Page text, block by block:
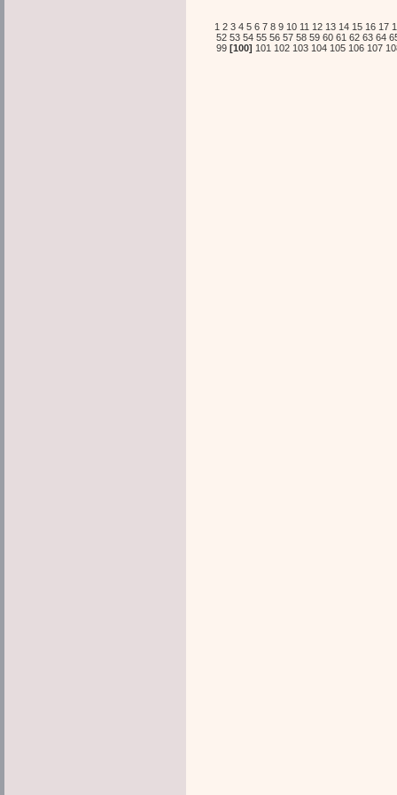
1 2 3 4 5 6 7 8 9 10 11 12 13 14 15 16 17
52 53 54 55 56 57 58 59 60 61 62 63 64
99 [100] 101 102 103 104 105 106 107